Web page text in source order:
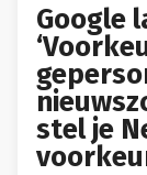
Google
stel je